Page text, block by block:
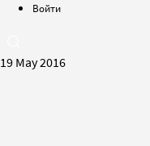
Войти
19 May 2016